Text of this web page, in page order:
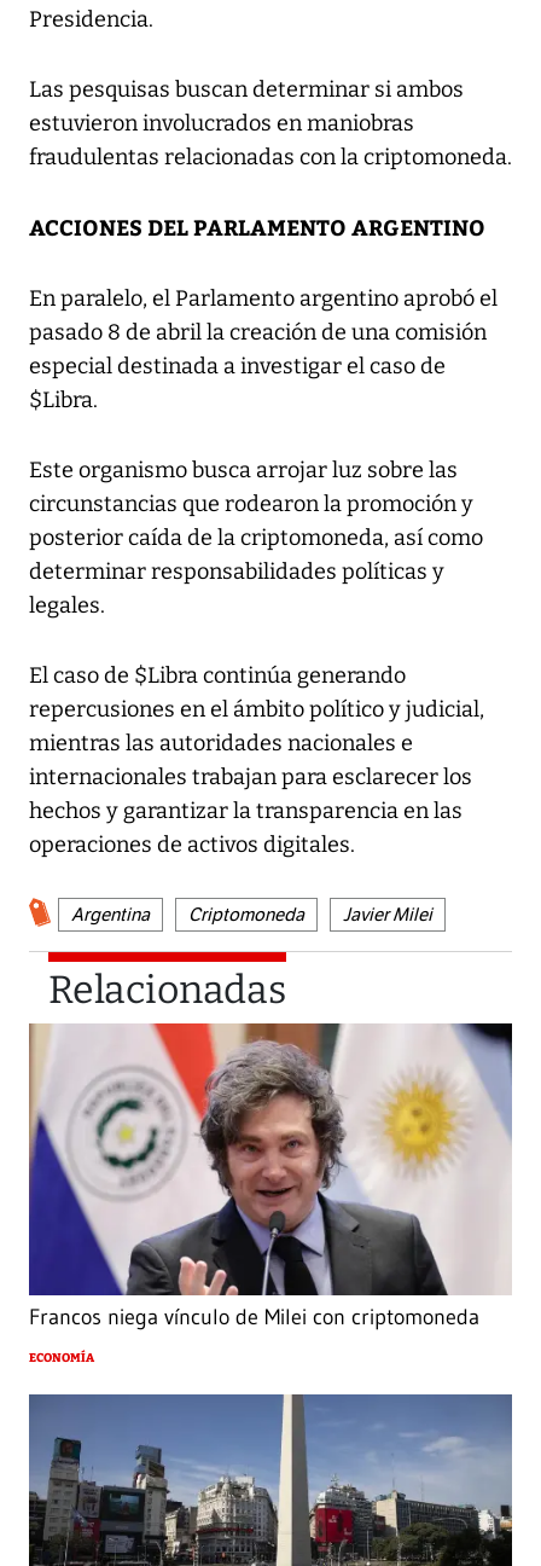
Presidencia.
Las pesquisas buscan determinar si ambos
estuvieron involucrados en maniobras
fraudulentas relacionadas con la criptomoneda.
ACCIONES DEL PARLAMENTO ARGENTINO
En paralelo, el Parlamento argentino aprobó el
pasado 8 de abril la creación de una comisión
especial destinada a investigar el caso de
$Libra.
Este organismo busca arrojar luz sobre las
circunstancias que rodearon la promoción y
posterior caída de la criptomoneda, así como
determinar responsabilidades políticas y
legales.
El caso de $Libra continúa generando
repercusiones en el ámbito político y judicial,
mientras las autoridades nacionales e
internacionales trabajan para esclarecer los
hechos y garantizar la transparencia en las
operaciones de activos digitales.
Argentina Criptomoneda Javier Milei
Relacionadas
Francos niega vínculo de Milei con criptomoneda
ECONOMÍA